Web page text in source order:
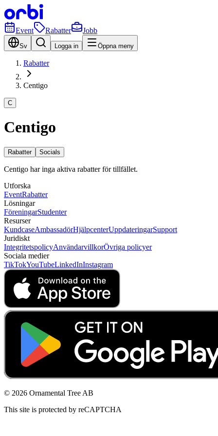
Event Rabatter Jobb
Sv Logga in Öppna meny
Rabatter
Centigo
C
Centigo
Rabatter Socials
Centigo har inga aktiva rabatter för tillfället.
Utforska
EventRabatter
Lösningar
FöreningarStudenter
Resurser
KundcaseAmbassadörHjälpcenterUppdateringarSupport
Juridiskt
IntegritetspolicyAnvändarvillkorÖvriga policyer
Sociala medier
TikTokYouTubeLinkedInInstagram
© 2026 Ornamental Tree AB
This site is protected by reCAPTCHA